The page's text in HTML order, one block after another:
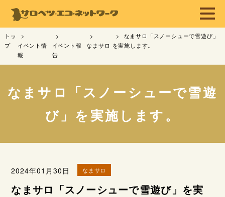
トッ
プ
イベント情
報
イベント報
告
なまサロ
なまサロ「スノーシューで雪遊び」
を実施します。
なまサロ「スノーシューで雪遊
び」を実施します。
2024年01月30日 なまサロ
なまサロ「スノーシューで雪遊び」を実